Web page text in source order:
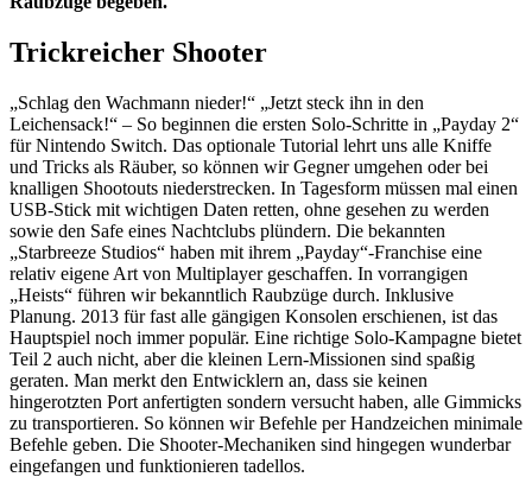
Trickreicher Shooter
„Schlag den Wachmann nieder!“ „Jetzt steck ihn in den
Leichensack!“ – So beginnen die ersten Solo-Schritte in „Payday 2“
für Nintendo Switch. Das optionale Tutorial lehrt uns alle Kniffe
und Tricks als Räuber, so können wir Gegner umgehen oder bei
knalligen Shootouts niederstrecken. In Tagesform müssen mal einen
USB-Stick mit wichtigen Daten retten, ohne gesehen zu werden
sowie den Safe eines Nachtclubs plündern. Die bekannten
„Starbreeze Studios“ haben mit ihrem „Payday“-Franchise eine
relativ eigene Art von Multiplayer geschaffen. In vorrangigen
„Heists“ führen wir bekanntlich Raubzüge durch. Inklusive
Planung. 2013 für fast alle gängigen Konsolen erschienen, ist das
Hauptspiel noch immer populär. Eine richtige Solo-Kampagne bietet
Teil 2 auch nicht, aber die kleinen Lern-Missionen sind spaßig
geraten. Man merkt den Entwicklern an, dass sie keinen
hingerotzten Port anfertigten sondern versucht haben, alle Gimmicks
zu transportieren. So können wir Befehle per Handzeichen minimale
Befehle geben. Die Shooter-Mechaniken sind hingegen wunderbar
eingefangen und funktionieren tadellos.